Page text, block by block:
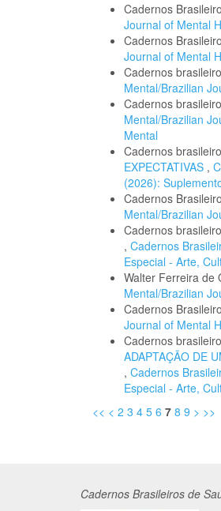
Cadernos
Journal of Mental
Cadernos
Journal of Mental
Cadernos
Mental/Brazilian
Cadernos
Mental/Brazilian
Mental
Cadernos
EXPECTATIVAS ,
(2026):
Cadernos
Mental/Brazilian
Cadernos
, Cadernos
Especial - Arte,
Walter Ferreira de
Mental/Brazilian
Cadernos
Journal of Mental
Cadernos
ADAPTAÇÃO DE
, Cadernos
Especial - Arte,
<< < 2 3 4 5 6 7 8 9 > >>
Cadernos Brasileiros de